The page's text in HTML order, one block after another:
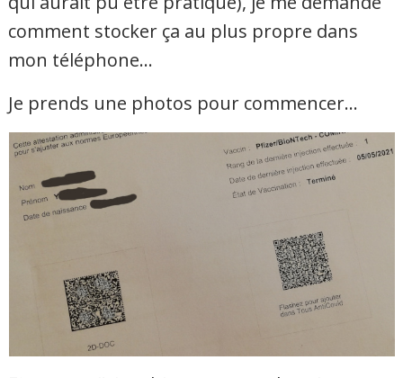
comment stocker ça au plus propre dans
mon téléphone…
Je prends une photos pour commencer…